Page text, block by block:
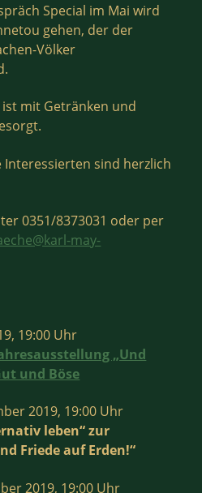
Special im Mai wird
gehen, der der
Völker
mit Getränken und
sind herzlich
0351/8373031 oder per
may-
19:00 Uhr
„Und
und Böse
2019, 19:00 Uhr
leben“ zur
Friede auf Erden!“
2019, 19:00 Uhr